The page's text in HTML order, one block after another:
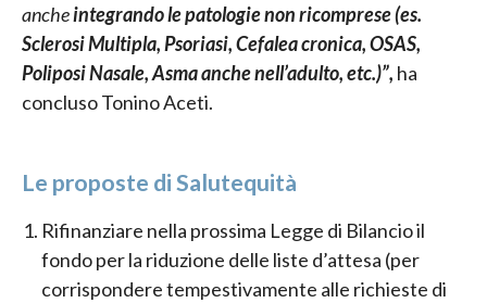
ancheintegrando le patologie non ricomprese (es.
Sclerosi Multipla, Psoriasi, Cefalea cronica, OSAS,
Poliposi Nasale, Asma anche nell’adulto, etc.)”, ha
concluso Tonino Aceti.
Le proposte di Salutequità
Rifinanziare nella prossima Legge di Bilancio il
fondo per la riduzione delle liste d’attesa (per
corrispondere tempestivamente alle richieste di